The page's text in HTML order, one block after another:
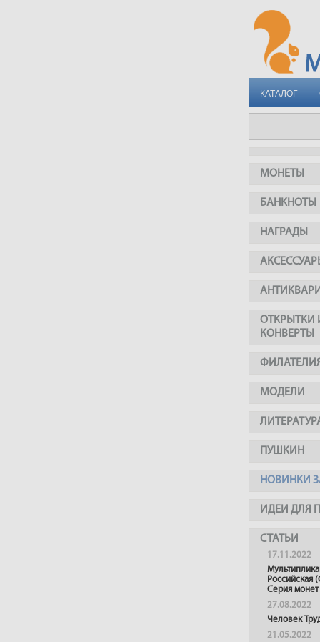
КАТАЛОГ
МОНЕТЫ
БАНКНОТЫ
НАГРАДЫ
ОТКРЫТКИ
КОНВЕРТЫ
МОДЕЛИ
ПУШКИН
НОВИНКИ
ИДЕИ ДЛЯ
СТАТЬИ
17.11.2022
Российская
Серия монет
27.08.2022
Человек
21.05.2022